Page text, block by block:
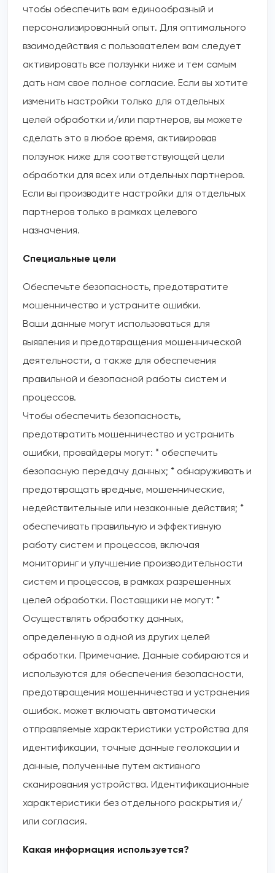
чтобы обеспечить вам единообразный и
персонализированный опыт. Для оптимального
взаимодействия с пользователем вам следует
активировать все ползунки ниже и тем самым
дать нам свое полное согласие. Если вы хотите
изменить настройки только для отдельных
целей обработки и/или партнеров, вы можете
сделать это в любое время, активировав
ползунок ниже для соответствующей цели
обработки для всех или отдельных партнеров.
Если вы производите настройки для отдельных
партнеров только в рамках целевого
назначения.
Специальные цели
Обеспечьте безопасность, предотвратите
мошенничество и устраните ошибки.
Ваши данные могут использоваться для
выявления и предотвращения мошеннической
деятельности, а также для обеспечения
правильной и безопасной работы систем и
процессов.
Чтобы обеспечить безопасность,
предотвратить мошенничество и устранить
ошибки, провайдеры могут: * обеспечить
безопасную передачу данных; * обнаруживать и
предотвращать вредные, мошеннические,
недействительные или незаконные действия; *
обеспечивать правильную и эффективную
работу систем и процессов, включая
мониторинг и улучшение производительности
систем и процессов, в рамках разрешенных
целей обработки. Поставщики не могут: *
Осуществлять обработку данных,
определенную в одной из других целей
обработки. Примечание. Данные собираются и
используются для обеспечения безопасности,
предотвращения мошенничества и устранения
ошибок. может включать автоматически
отправляемые характеристики устройства для
идентификации, точные данные геолокации и
данные, полученные путем активного
сканирования устройства. Идентификационные
характеристики без отдельного раскрытия и/
или согласия.
Какая информация используется?